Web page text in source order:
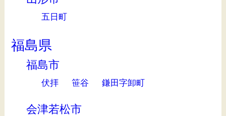
五日町
福島県
福島市
伏拝 笹谷 鎌田字卸町
会津若松市